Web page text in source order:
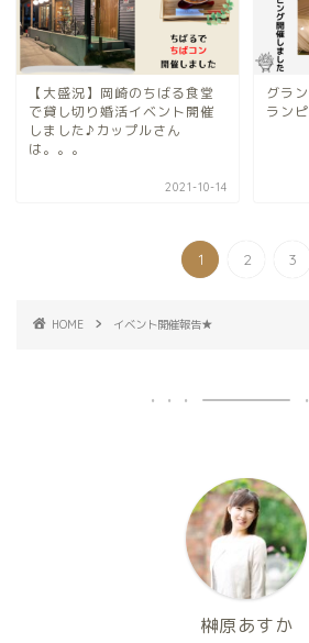
【大盛況】岡崎のちばる食堂
で貸し切り婚活イベント開催
しました♪カップルさん
は。。。
2021-10-14
グラ
ラン
1 2 3
HOME イベント開催報告★
榊原あすか